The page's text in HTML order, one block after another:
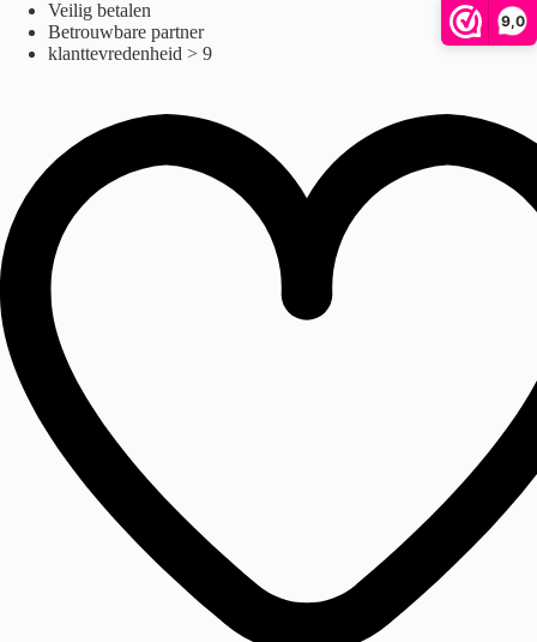
9,0
naar
Veilig betalen
Betrouwbare partner
klanttevredenheid > 9